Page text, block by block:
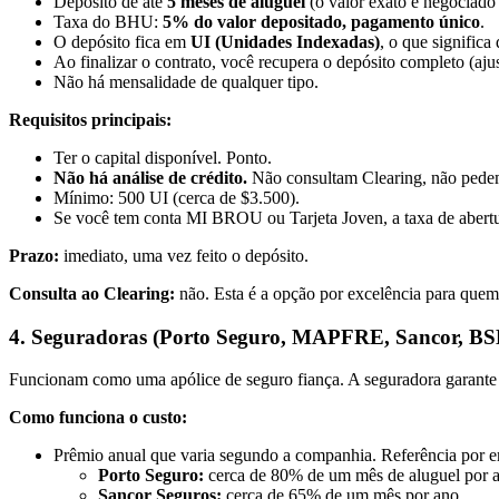
Taxa do BHU: 5% do valor depositado, pagamento único.
O depósito fica em UI (Unidades Indexadas), o que significa
Ao finalizar o contrato, você recupera o depósito completo
Não há mensalidade de qualquer tipo.
Requisitos principais:
Ter o capital disponível. Ponto.
Não há análise de crédito. Não consultam Clearing, não
Mínimo: 500 UI (cerca de $3.500).
Se você tem conta MI BROU ou Tarjeta Joven, a taxa de
Prazo: imediato, uma vez feito o depósito.
Consulta ao Clearing: não. Esta é a opção por excelência para
4. Seguradoras (Porto Seguro, MAPFRE, Sancor,
Funcionam como uma apólice de seguro fiança. A seguradora
Como funciona o custo:
Prêmio anual que varia segundo a companhia. Referência por
Porto Seguro: cerca de 80% de um mês de aluguel por